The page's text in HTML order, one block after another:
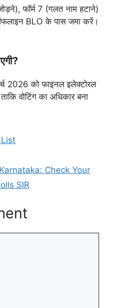
फॉर्म 7 (गलत नाम हटाने)
BLO के पास जमा करें।
2026 को फाइनल इलेक्टोरल
वोटिंग का अधिकार बना
Check Your
SIR